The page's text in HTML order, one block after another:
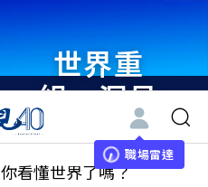
世界重
組・洞見
未來 與
世界領袖
職場雷達
你看懂世界了嗎？